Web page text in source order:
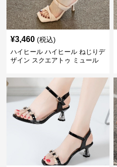
¥3,460 (税込)
ハイヒール ハイヒール ねじりデ
ザイン スクエアトゥ ミュール